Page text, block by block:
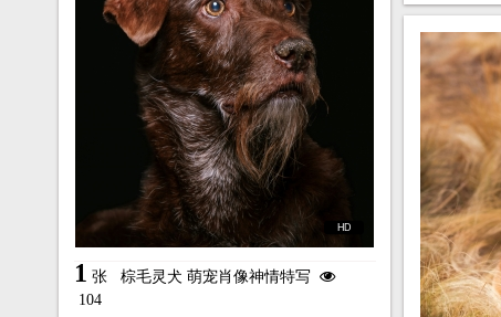
HD
1 张 棕毛灵犬 萌宠肖像神情特写
104